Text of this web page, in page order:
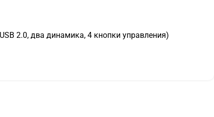
2.0, два динамика, 4 кнопки управления)